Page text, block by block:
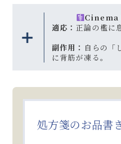
適応： 正論の檻に
副作用： 自らの「
に背筋が凍る。
処方箋のお品書